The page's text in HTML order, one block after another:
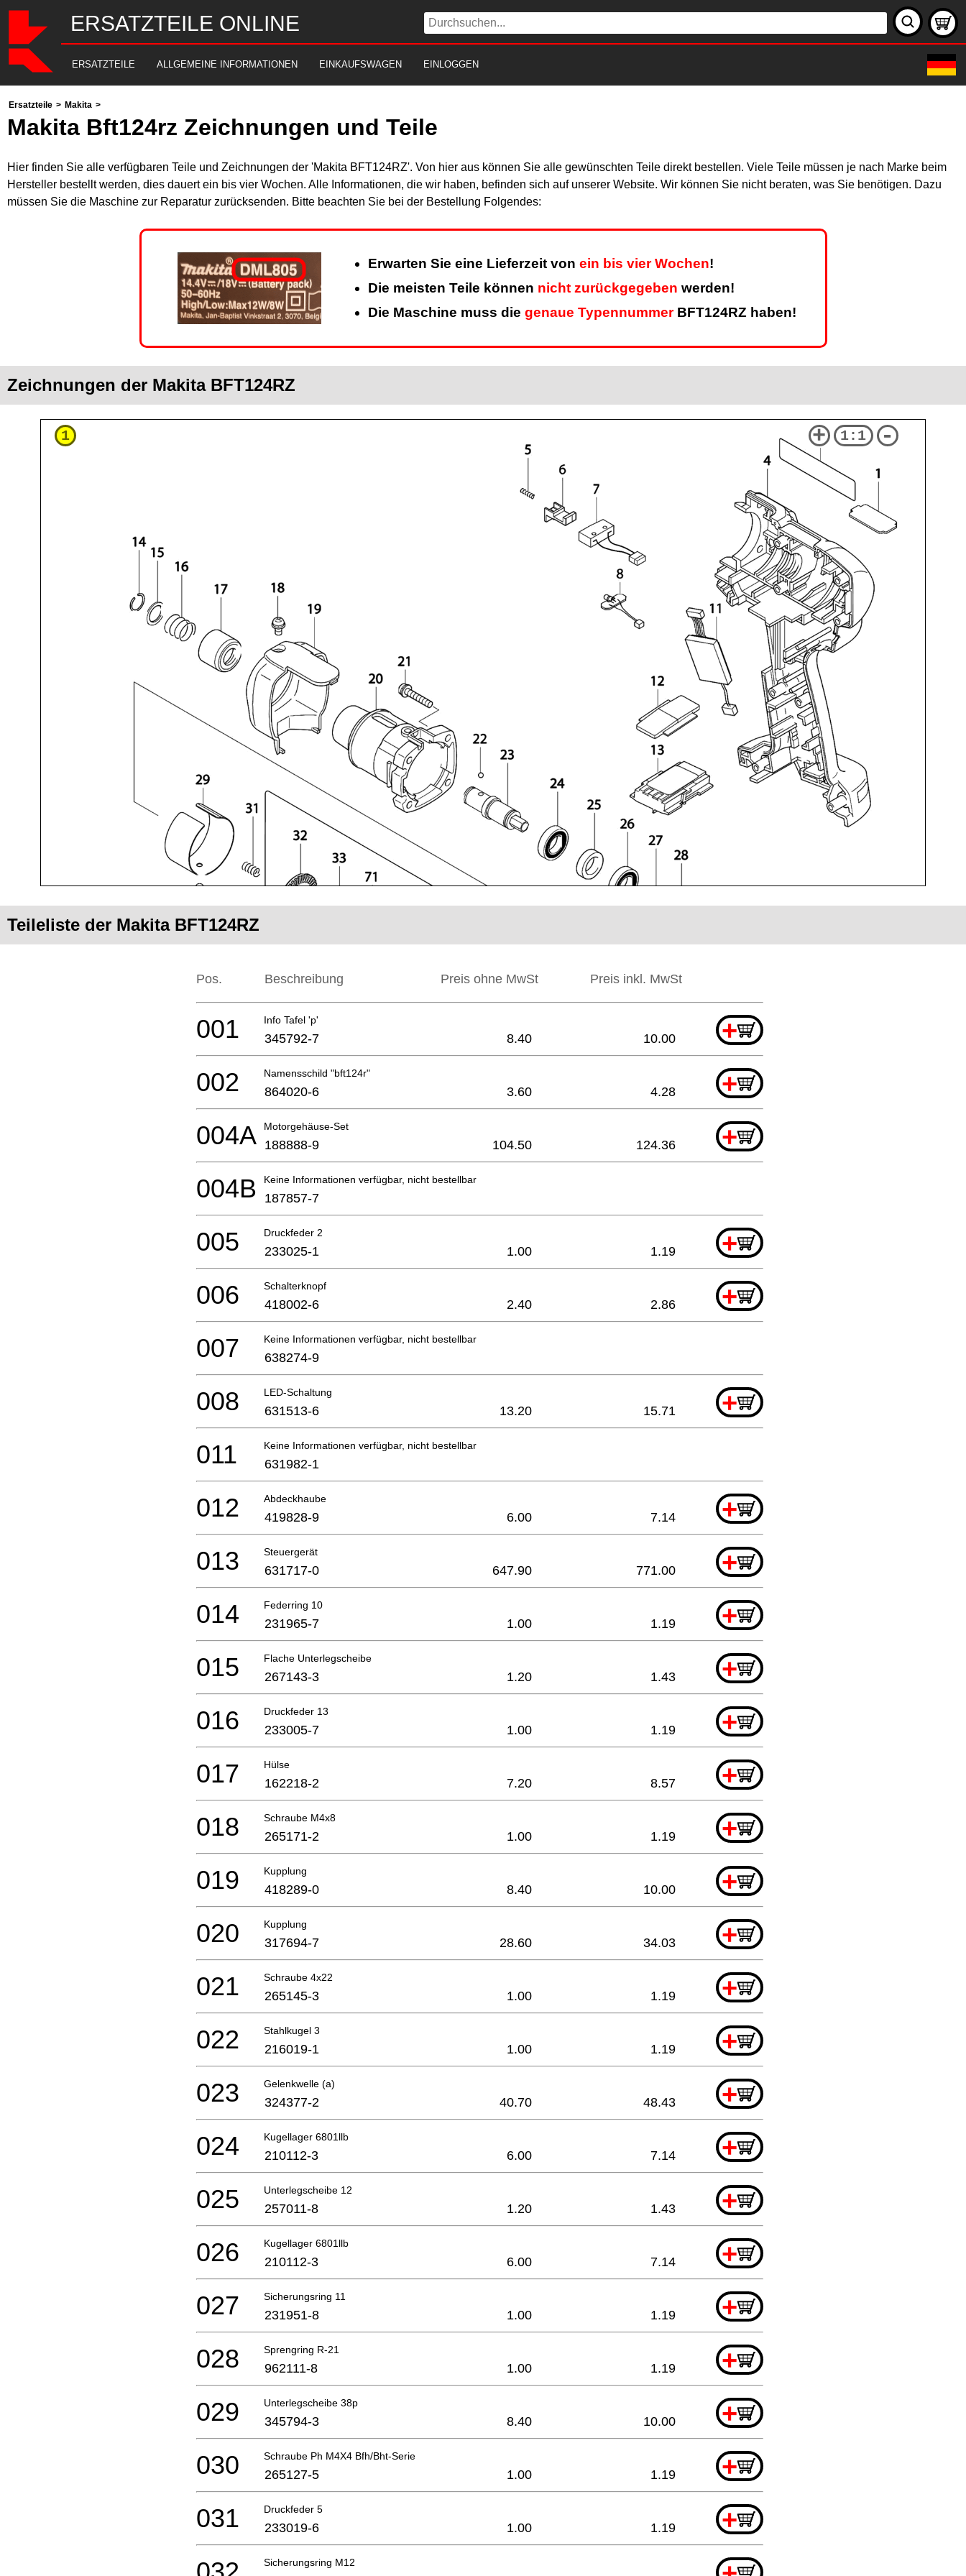
ERSATZTEILE ONLINE
ERSATZTEILE ALLGEMEINE INFORMATIONEN EINKAUFSWAGEN EINLOGGEN
Ersatzteile > Makita >
Makita Bft124rz Zeichnungen und Teile
Hier finden Sie alle verfügbaren Teile und Zeichnungen der 'Makita BFT124RZ'. Von hier aus können Sie alle gewünschten Teile direkt bestellen. Viele Teile müssen je nach Marke beim
Hersteller bestellt werden, dies dauert ein bis vier Wochen. Alle Informationen, die wir haben, befinden sich auf unserer Website. Wir können Sie nicht beraten, was Sie benötigen. Dazu
müssen Sie die Maschine zur Reparatur zurücksenden. Bitte beachten Sie bei der Bestellung Folgendes:
Erwarten Sie eine Lieferzeit von ein bis vier Wochen!
Die meisten Teile können nicht zurückgegeben werden!
Die Maschine muss die genaue TypennummerBFT124RZ haben!
Zeichnungen der Makita BFT124RZ
1 + 1:1 -
Teileliste der Makita BFT124RZ
Pos. Beschreibung Preis ohne MwSt Preis inkl. MwSt
Info Tafel 'p' +
001 345792-7 8.40 10.00
Namensschild "bft124r" +
002 864020-6 3.60 4.28
Motorgehäuse-Set +
004A 188888-9 104.50 124.36
Keine Informationen verfügbar, nicht bestellbar
004B 187857-7
Druckfeder 2 +
005 233025-1 1.00 1.19
Schalterknopf +
006 418002-6 2.40 2.86
Keine Informationen verfügbar, nicht bestellbar
007 638274-9
LED-Schaltung +
008 631513-6 13.20 15.71
Keine Informationen verfügbar, nicht bestellbar
011 631982-1
Abdeckhaube +
012 419828-9 6.00 7.14
Steuergerät +
013 631717-0 647.90 771.00
Federring 10 +
014 231965-7 1.00 1.19
Flache Unterlegscheibe +
015 267143-3 1.20 1.43
Druckfeder 13 +
016 233005-7 1.00 1.19
Hülse +
017 162218-2 7.20 8.57
Schraube M4x8 +
018 265171-2 1.00 1.19
Kupplung +
019 418289-0 8.40 10.00
Kupplung +
020 317694-7 28.60 34.03
Schraube 4x22 +
021 265145-3 1.00 1.19
Stahlkugel 3 +
022 216019-1 1.00 1.19
Gelenkwelle (a) +
023 324377-2 40.70 48.43
Kugellager 6801llb +
024 210112-3 6.00 7.14
Unterlegscheibe 12 +
025 257011-8 1.20 1.43
Kugellager 6801llb +
026 210112-3 6.00 7.14
Sicherungsring 11 +
027 231951-8 1.00 1.19
Sprengring R-21 +
028 962111-8 1.00 1.19
Unterlegscheibe 38p +
029 345794-3 8.40 10.00
Schraube Ph M4X4 Bfh/Bht-Serie +
030 265127-5 1.00 1.19
Druckfeder 5 +
031 233019-6 1.00 1.19
Sicherungsring M12